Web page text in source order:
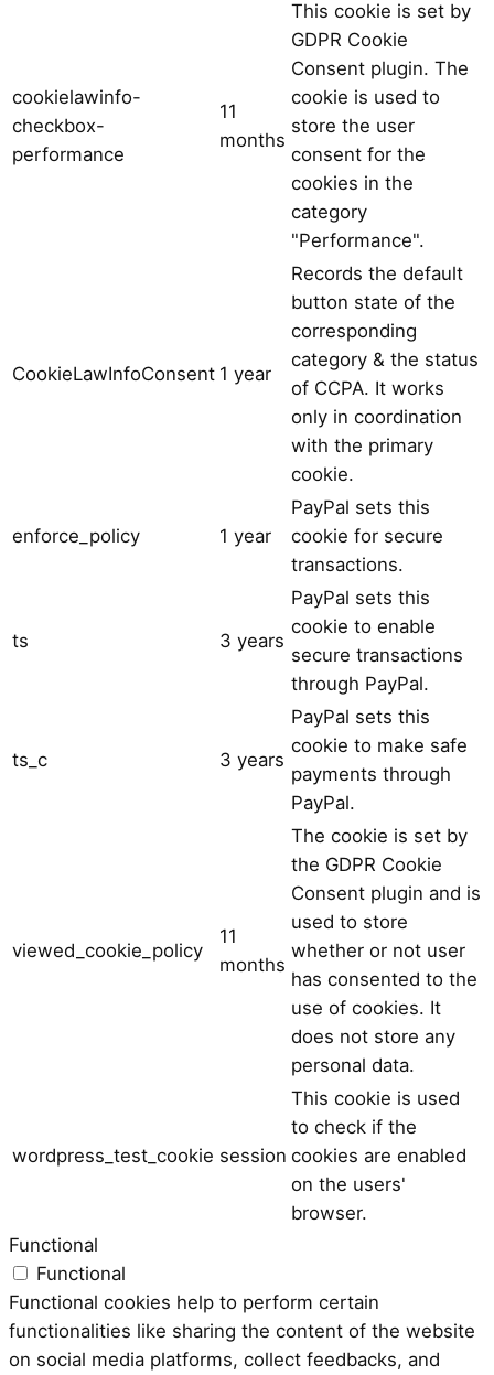
cookielawinfo-
checkbox-
performance
11
months
This cookie is set by
GDPR Cookie
Consent plugin. The
cookie is used to
store the user
consent for the
cookies in the
category
"Performance".
CookieLawInfoConsent 1 year
Records the default
button state of the
corresponding
category & the status
of CCPA. It works
only in coordination
with the primary
cookie.
enforce_policy 1 year
PayPal sets this
cookie for secure
transactions.
ts 3 years
PayPal sets this
cookie to enable
secure transactions
through PayPal.
ts_c 3 years
PayPal sets this
cookie to make safe
payments through
PayPal.
viewed_cookie_policy
11
months
The cookie is set by
the GDPR Cookie
Consent plugin and is
used to store
whether or not user
has consented to the
use of cookies. It
does not store any
personal data.
wordpress_test_cookie session
This cookie is used
to check if the
cookies are enabled
on the users'
browser.
Functional
Functional
Functional cookies help to perform certain
functionalities like sharing the content of the website
on social media platforms, collect feedbacks, and